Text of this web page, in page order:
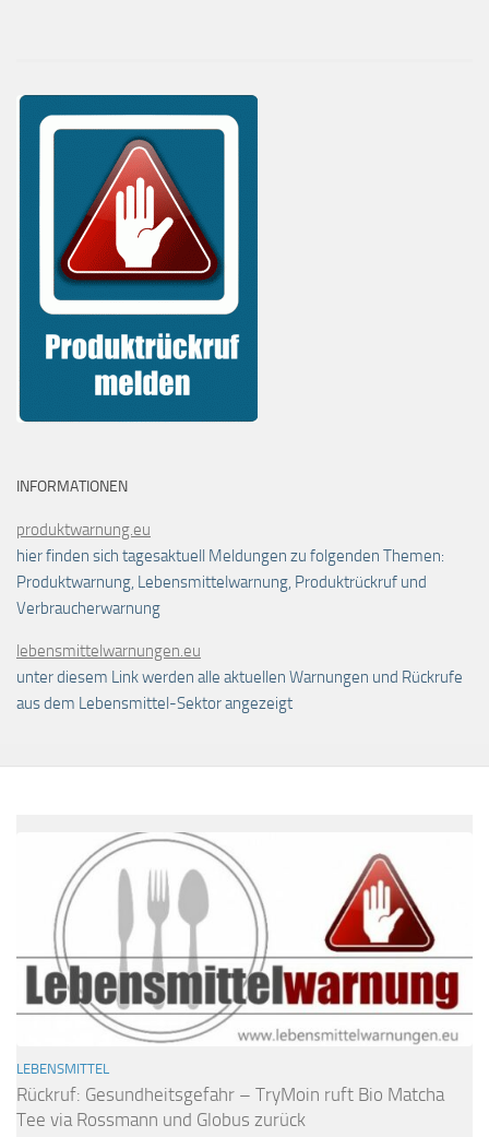
INFORMATIONEN
produktwarnung.eu
hier finden sich tagesaktuell Meldungen zu folgenden Themen:
Produktwarnung, Lebensmittelwarnung, Produktrückruf und
Verbraucherwarnung
lebensmittelwarnungen.eu
unter diesem Link werden alle aktuellen Warnungen und Rückrufe
aus dem Lebensmittel-Sektor angezeigt
LEBENSMITTEL
Rückruf: Gesundheitsgefahr – TryMoin ruft Bio Matcha
Tee via Rossmann und Globus zurück